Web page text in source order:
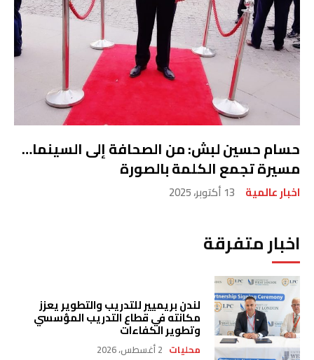
حسام حسين لبش: من الصحافة إلى السينما…
مسيرة تجمع الكلمة بالصورة
اخبار عالمية 13 أكتوبر، 2025
اخبار متفرقة
لندن بريميير للتدريب والتطوير يعزز
مكانته في قطاع التدريب المؤسسي
وتطوير الكفاءات
محليات 2 أغسطس، 2026